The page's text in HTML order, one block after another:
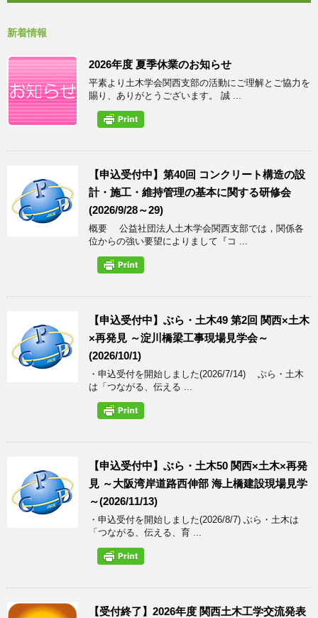
新着情報
2026年度 夏季休業のお知らせ
平素より土木学会関西支部の活動にご理解とご協力を
賜り、ありがとうございます。 誠 ...
【申込受付中】第40回 コンクリート構造の設
計・施工・維持管理の基本に関する研修会
(2026/9/28～29)
概要 公益社団法人土木学会関西支部では，関係各
位からの強い要望によりまして『コ ...
【申込受付中】ぶら・土木49 第2回 関西×土木
×再発見 ～淀川橋梁工事現場見学会～
(2026/10/1)
・申込受付を開始しました(2026/7/14) ぶら・土木
は「つながる、伝える ...
【申込受付中】ぶら・土木50 関西×土木×再発
見 ～大阪湾岸道路西伸部 海上橋建設現場見学
～(2026/11/13)
・申込受付を開始しました(2026/8/7) ぶら・土木は
「つながる、伝える、育 ...
【受付終了】2026年度 関西土木工学交流発表